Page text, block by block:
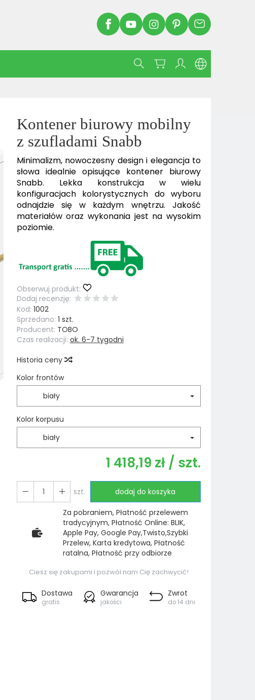
Kontener biurowy mobilny
z szufladami Snabb
Minimalizm, nowoczesny design i elegancja to
słowa idealnie opisujące kontener biurowy
Snabb. Lekka konstrukcja w wielu
konfiguracjach kolorystycznych do wyboru
odnajdzie się w każdym wnętrzu. Jakość
materiałów oraz wykonania jest na wysokim
poziomie.
Obserwuj produkt:
Dodaj recenzję:
Kod: 1002
Sprzedano: 1 szt.
Producent: TOBO
Czas realizacji: ok. 6-7 tygodni
Historia ceny
Kolor frontów
biały
Kolor korpusu
biały
1 418,19 zł / szt.
szt. dodaj do koszyka
Za pobraniem, Płatność przelewem
tradycyjnym, Płatność Online: BLIK,
Apple Pay, Google Pay,Twisto,Szybki
Przelew, Karta kredytowa, Płatność
ratalna, Płatność przy odbiorze
Ciesz się zakupami i pozwól nam Cię zachwycić!
Dostawa
gratis
Gwarancja
jakości
Zwrot
do 14 dni